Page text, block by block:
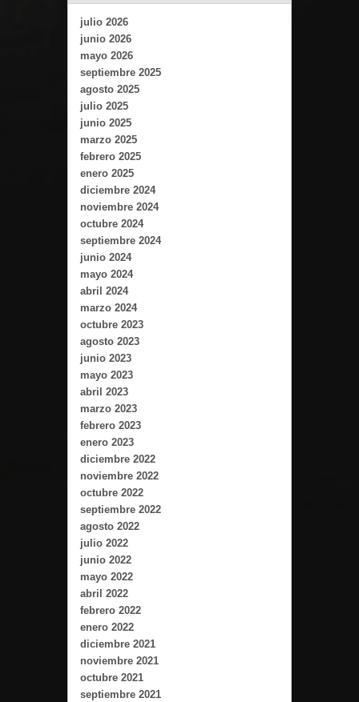
julio 2026
junio 2026
mayo 2026
septiembre 2025
agosto 2025
julio 2025
junio 2025
marzo 2025
febrero 2025
enero 2025
diciembre 2024
noviembre 2024
octubre 2024
septiembre 2024
junio 2024
mayo 2024
abril 2024
marzo 2024
octubre 2023
agosto 2023
junio 2023
mayo 2023
abril 2023
marzo 2023
febrero 2023
enero 2023
diciembre 2022
noviembre 2022
octubre 2022
septiembre 2022
agosto 2022
julio 2022
junio 2022
mayo 2022
abril 2022
febrero 2022
enero 2022
diciembre 2021
noviembre 2021
octubre 2021
septiembre 2021